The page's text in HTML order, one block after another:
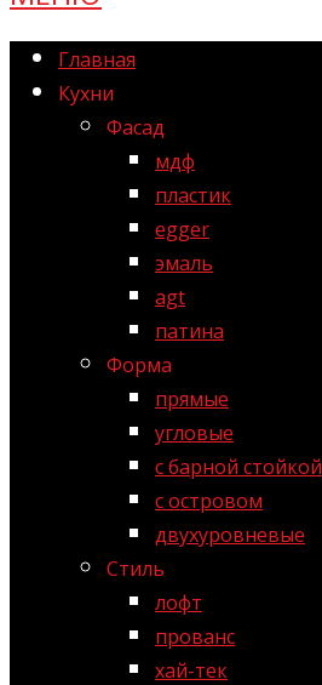
Главная
Кухни
Фасад
мдф
пластик
egger
эмаль
agt
патина
Форма
прямые
угловые
с барной стойкой
с островом
двухуровневые
Стиль
лофт
прованс
хай-тек